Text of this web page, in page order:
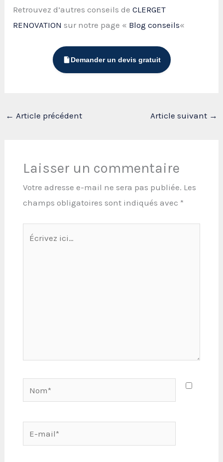
Retrouvez d’autres conseils deCLERGET
RENOVATION sur notre page « Blog conseils«
Demander un devis gratuit
← Article précédent Article suivant →
Laisser un commentaire
Votre adresse e-mail ne sera pas publiée. Les
champs obligatoires sont indiqués avec *
mail*